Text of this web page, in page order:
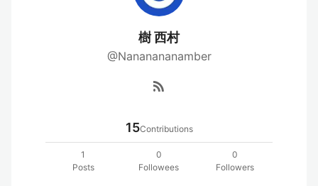
樹 西村
@Nananananamber
rss_feed
15Contributions
1
Posts
0
Followees
0
Followers